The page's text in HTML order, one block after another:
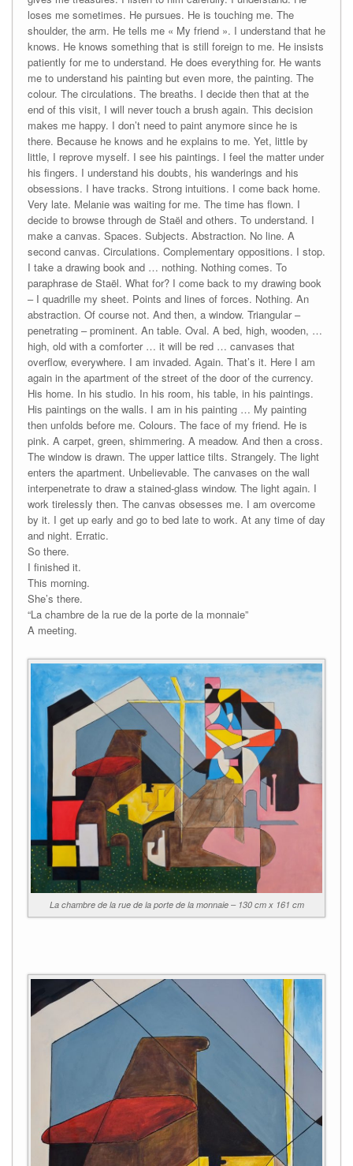
loses me sometimes. He pursues. He is touching me. The
shoulder, the arm. He tells me « My friend ». I understand that he
knows. He knows something that is still foreign to me. He insists
patiently for me to understand. He does everything for. He wants
me to understand his painting but even more, the painting. The
colour. The circulations. The breaths. I decide then that at the
end of this visit, I will never touch a brush again. This decision
makes me happy. I don’t need to paint anymore since he is
there. Because he knows and he explains to me. Yet, little by
little, I reprove myself. I see his paintings. I feel the matter under
his fingers. I understand his doubts, his wanderings and his
obsessions. I have tracks. Strong intuitions. I come back home.
Very late. Melanie was waiting for me. The time has flown. I
decide to browse through de Staël and others. To understand. I
make a canvas. Spaces. Subjects. Abstraction. No line. A
second canvas. Circulations. Complementary oppositions. I stop.
I take a drawing book and … nothing. Nothing comes. To
paraphrase de Staël. What for? I come back to my drawing book
– I quadrille my sheet. Points and lines of forces. Nothing. An
abstraction. Of course not. And then, a window. Triangular –
penetrating – prominent. An table. Oval. A bed, high, wooden, …
high, old with a comforter … it will be red … canvases that
overflow, everywhere. I am invaded. Again. That’s it. Here I am
again in the apartment of the street of the door of the currency.
His home. In his studio. In his room, his table, in his paintings.
His paintings on the walls. I am in his painting … My painting
then unfolds before me. Colours. The face of my friend. He is
pink. A carpet, green, shimmering. A meadow. And then a cross.
The window is drawn. The upper lattice tilts. Strangely. The light
enters the apartment. Unbelievable. The canvases on the wall
interpenetrate to draw a stained-glass window. The light again. I
work tirelessly then. The canvas obsesses me. I am overcome
by it. I get up early and go to bed late to work. At any time of day
and night. Erratic.
So there.
I finished it.
This morning.
She’s there.
“La chambre de la rue de la porte de la monnaie”
A meeting.
La chambre de la rue de la porte de la monnaie – 130 cm x 161 cm